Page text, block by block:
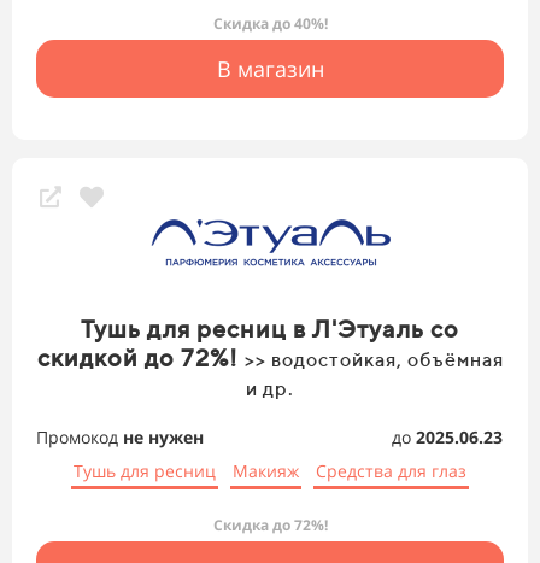
Скидка до 40%!
В магазин
Тушь для ресниц в Л'Этуаль со
скидкой до 72%! >> водостойкая, объёмная
и др.
Промокод не нужен до 2025.06.23
Тушь для ресниц
Макияж Средства для глаз
Скидка до 72%!